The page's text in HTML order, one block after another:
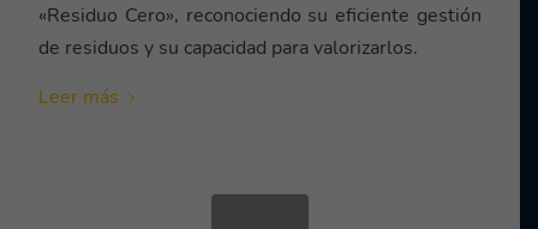
«Residuo Cero», reconociendo su eficiente gestión
de residuos y su capacidad para valorizarlos.
Leer más